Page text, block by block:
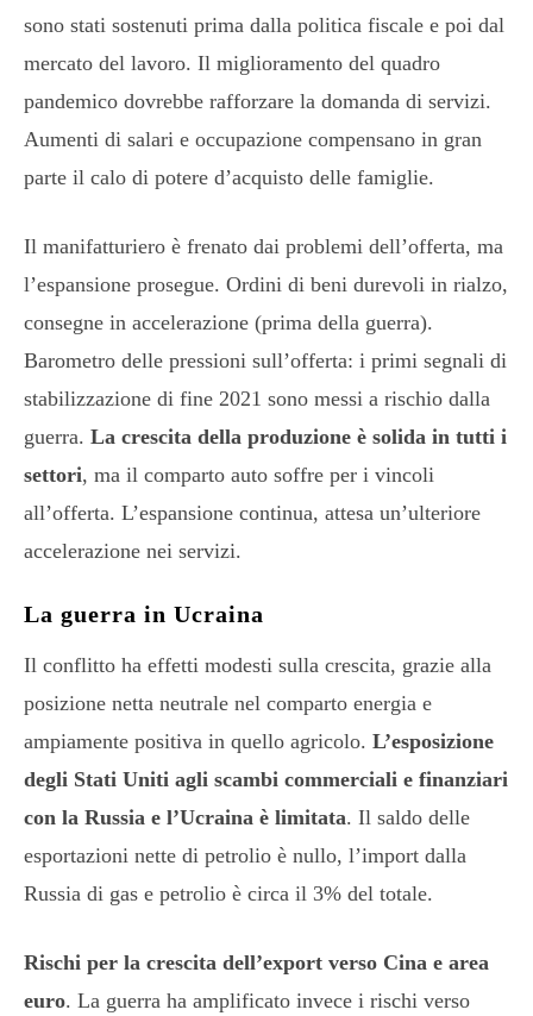
sono stati sostenuti prima dalla politica fiscale e poi dal
mercato del lavoro. Il miglioramento del quadro
pandemico dovrebbe rafforzare la domanda di servizi.
Aumenti di salari e occupazione compensano in gran
parte il calo di potere d’acquisto delle famiglie.
Il manifatturiero è frenato dai problemi dell’offerta, ma
l’espansione prosegue. Ordini di beni durevoli in rialzo,
consegne in accelerazione (prima della guerra).
Barometro delle pressioni sull’offerta: i primi segnali di
stabilizzazione di fine 2021 sono messi a rischio dalla
guerra. La crescita della produzione è solida in tutti i
settori, ma il comparto auto soffre per i vincoli
all’offerta. L’espansione continua, attesa un’ulteriore
accelerazione nei servizi.
La guerra in Ucraina
Il conflitto ha effetti modesti sulla crescita, grazie alla
posizione netta neutrale nel comparto energia e
ampiamente positiva in quello agricolo. L’esposizione
degli Stati Uniti agli scambi commerciali e finanziari
con la Russia e l’Ucraina è limitata. Il saldo delle
esportazioni nette di petrolio è nullo, l’import dalla
Russia di gas e petrolio è circa il 3% del totale.
Rischi per la crescita dell’export verso Cina e area
euro. La guerra ha amplificato invece i rischi verso